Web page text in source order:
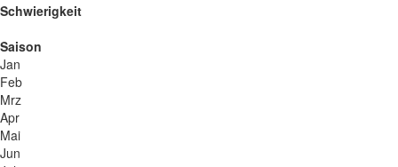
Schwierigkeit
Saison
Jan
Feb
Mrz
Apr
Mai
Jun